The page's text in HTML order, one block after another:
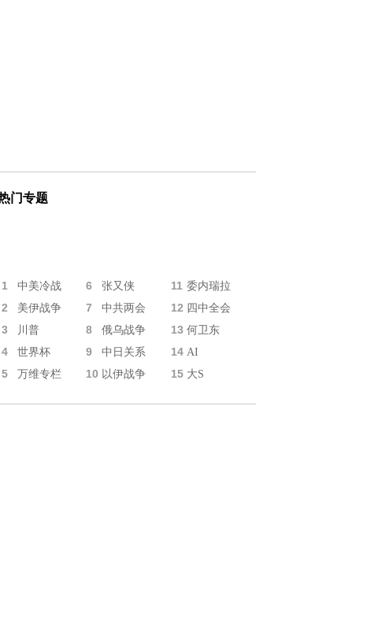
门专题
1 中美冷战 6 张又侠 11 委内瑞拉
2 美伊战争 7 中共两会 12 四中全会
3 川普 8 俄乌战争 13 何卫东
4 世界杯 9 中日关系 14 AI
5 万维专栏 10 以伊战争 15 大S